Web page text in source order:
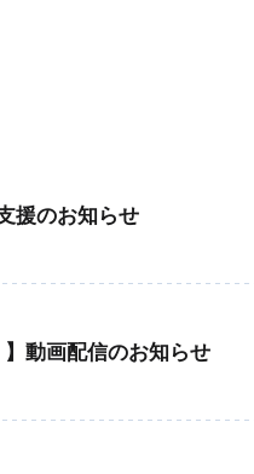
援のお知らせ
動画配信のお知らせ